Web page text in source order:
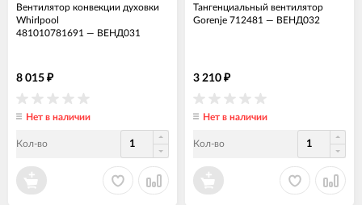
Вентилятор конвекции духовки
Whirlpool
481010781691 — ВЕНД031
8 015 ₽
Нет в наличии
Кол-во
Тангенциальный вентилятор
Gorenje 712481 — ВЕНД032
3 210 ₽
Нет в наличии
Кол-во